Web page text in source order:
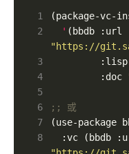
1
2
'
"https://
3
4
         :doc
5
6
;; 或
7
8